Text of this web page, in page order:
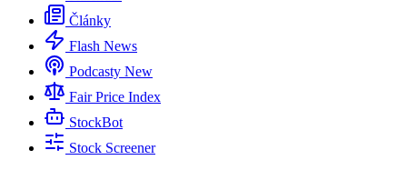
Články
Flash News
Podcasty New
Fair Price Index
StockBot
Stock Screener